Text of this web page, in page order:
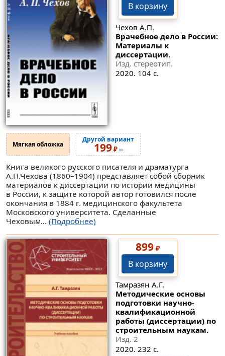
В корзину
Чехов А.П.
Врачебное дело в России:
Материалы к
диссертации.
Изд. стереотип.
2020. 104 с.
Мягкая обложка
Другой вариант
199₽››
Книга великого русского писателя и драматурга
А.П.Чехова (1860–1904) представляет собой сборник
материалов к диссертации по истории медицины
в России, к защите которой автор готовился после
окончания в 1884 г. медицинского факультета
Московского университета. Сделанные
Чеховым... (Подробнее)
899₽
В корзину
Тамразян А.Г.
Методические основы
подготовки научно-
квалификационной
работы (диссертации) по
строительным наукам.
Изд. 2
2020. 232 с.